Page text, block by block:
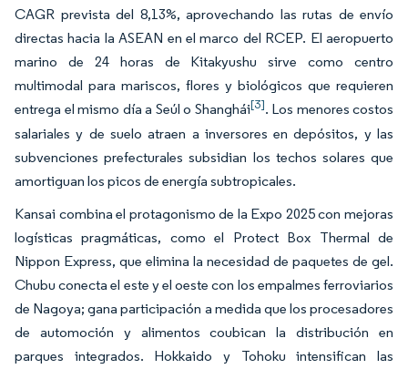
CAGR prevista del 8,13%, aprovechando las rutas de envío
directas hacia la ASEAN en el marco del RCEP. El aeropuerto
marino de 24 horas de Kitakyushu sirve como centro
multimodal para mariscos, flores y biológicos que requieren
entrega el mismo día a Seúl o Shanghái[3]. Los menores costos
salariales y de suelo atraen a inversores en depósitos, y las
subvenciones prefecturales subsidian los techos solares que
amortiguan los picos de energía subtropicales.
Kansai combina el protagonismo de la Expo 2025 con mejoras
logísticas pragmáticas, como el Protect Box Thermal de
Nippon Express, que elimina la necesidad de paquetes de gel.
Chubu conecta el este y el oeste con los empalmes ferroviarios
de Nagoya; gana participación a medida que los procesadores
de automoción y alimentos coubican la distribución en
parques integrados. Hokkaido y Tohoku intensifican las